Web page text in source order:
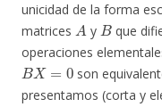
unicidad de la forma
matrices
A
y
B
que
operaciones
BX=0
son
presentamos (corta y